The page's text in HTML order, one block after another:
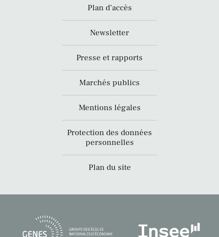
Plan d’accès
Newsletter
Presse et rapports
Marchés publics
Mentions légales
Protection des données
personnelles
Plan du site